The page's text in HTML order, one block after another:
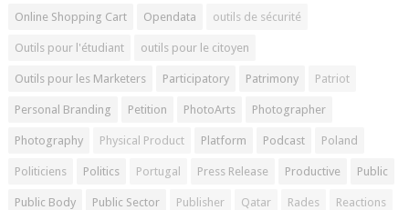
Online Shopping Cart Opendata outils de sécurité
Outils pour l'étudiant outils pour le citoyen
Outils pour les Marketers Participatory Patrimony Patriot
Personal Branding Petition PhotoArts Photographer
Photography Physical Product Platform Podcast Poland
Politiciens Politics Portugal Press Release Productive Public
Public Body Public Sector Publisher Qatar Rades Reactions